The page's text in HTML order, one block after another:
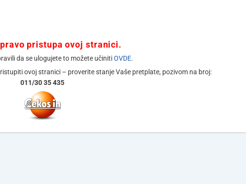
pristupa ovoj stranici.
da se ulogujete to možete učinitiOVDE.
ovoj stranici – proverite stanje Vaše pretplate, pozivom na broj:
011/30 35 435